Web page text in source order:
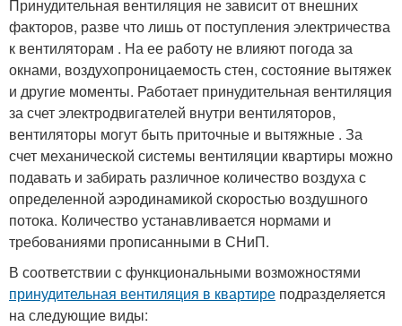
Принудительная вентиляция не зависит от внешних
факторов, разве что лишь от поступления электричества
к вентиляторам . На ее работу не влияют погода за
окнами, воздухопроницаемость стен, состояние вытяжек
и другие моменты. Работает принудительная вентиляция
за счет электродвигателей внутри вентиляторов,
вентиляторы могут быть приточные и вытяжные . За
счет механической системы вентиляции квартиры можно
подавать и забирать различное количество воздуха с
определенной аэродинамикой скоростью воздушного
потока. Количество устанавливается нормами и
требованиями прописанными в СНиП.
В соответствии с функциональными возможностями
принудительная вентиляция в квартире подразделяется
на следующие виды: